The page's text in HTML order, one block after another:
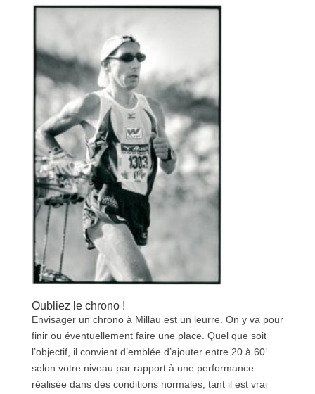
Oubliez le chrono !
Envisager un chrono à Millau est un leurre. On y va pour
finir ou éventuellement faire une place. Quel que soit
l’objectif, il convient d’emblée d’ajouter entre 20 à 60’
selon votre niveau par rapport à une performance
réalisée dans des conditions normales, tant il est vrai